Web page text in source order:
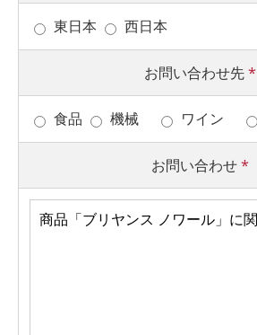
東日本 西日本
お問い合わせ先*
食品 機械 ワイン
お問い合わせ*